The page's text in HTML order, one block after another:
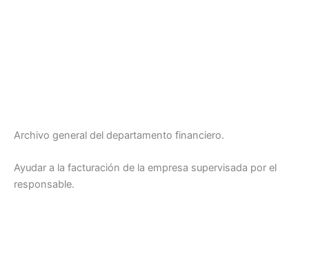
Archivo general del departamento financiero.
Ayudar a la facturación de la empresa supervisada por el
responsable.